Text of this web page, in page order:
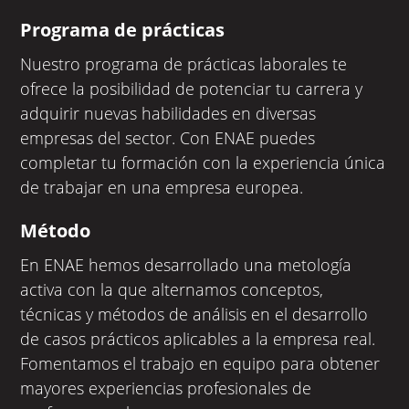
Programa de prácticas
Nuestro programa de prácticas laborales te
ofrece la posibilidad de potenciar tu carrera y
adquirir nuevas habilidades en diversas
empresas del sector. Con ENAE puedes
completar tu formación con la experiencia única
de trabajar en una empresa europea.
Método
En ENAE hemos desarrollado una metología
activa con la que alternamos conceptos,
técnicas y métodos de análisis en el desarrollo
de casos prácticos aplicables a la empresa real.
Fomentamos el trabajo en equipo para obtener
mayores experiencias profesionales de